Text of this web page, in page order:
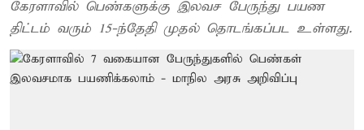
கேரளாவில் பெண்களுக்கு இலவச பேருந்து பயண
திட்டம் வரும் 15-ந்தேதி முதல் தொடங்கப்பட உள்ளது.